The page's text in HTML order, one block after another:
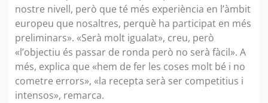
nostre nivell, però que té més experiència en l’àmbit
europeu que nosaltres, perquè ha participat en més
preliminars». «Serà molt igualat», creu, però
«l’objectiu és passar de ronda però no serà fàcil». A
més, explica que «hem de fer les coses molt bé i no
cometre errors», «la recepta serà ser competitius i
intensos», remarca.